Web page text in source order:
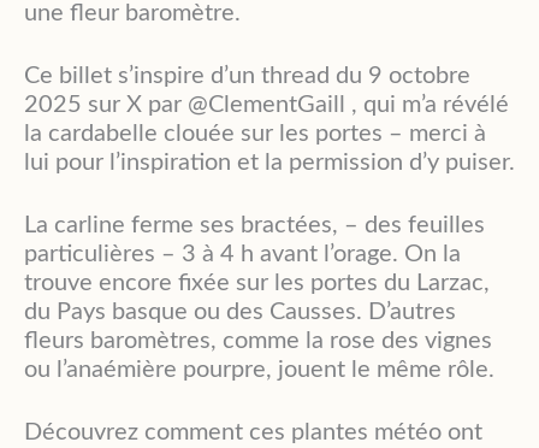
une fleur baromètre.
Ce billet s’inspire d’un thread du 9 octobre
2025 sur X par @ClementGaill , qui m’a révélé
la cardabelle clouée sur les portes – merci à
lui pour l’inspiration et la permission d’y puiser.
La carline ferme ses bractées, – des feuilles
particulières – 3 à 4 h avant l’orage. On la
trouve encore fixée sur les portes du Larzac,
du Pays basque ou des Causses. D’autres
fleurs baromètres, comme la rose des vignes
ou l’anaémière pourpre, jouent le même rôle.
Découvrez comment ces plantes météo ont